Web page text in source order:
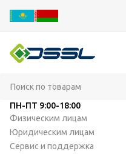
ПН-ПТ 9:00-18:00
Физическим лицам
Юридическим лицам
Сервис и поддержка